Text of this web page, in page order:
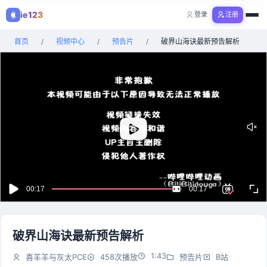
ie123
全部分类
登录 注册
首页 / 视频中心 / 预告片 / 破界山海诀最新预告解析
破界山海诀最新预告解析
喜羊羊与灰太PCE 458次播放 1:43 预告片 B站